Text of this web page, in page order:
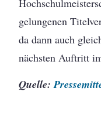
gelungenen
da dann auch
nächsten Auftritt
Quelle: